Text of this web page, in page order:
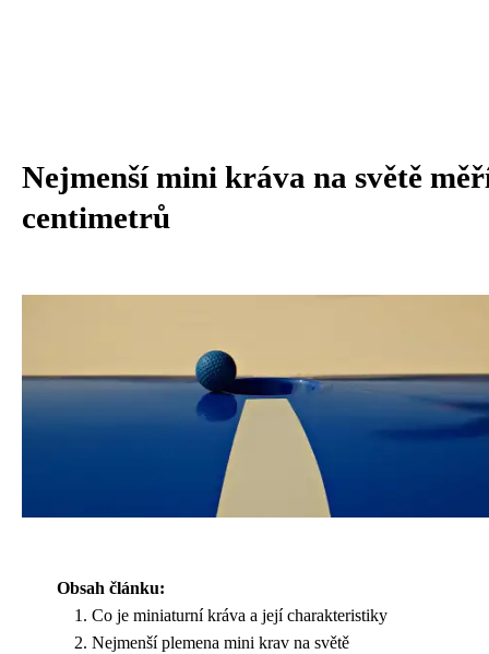
Nejmenší mini kráva na světě
centimetrů
Obsah článku:
Co je miniaturní kráva a její charakteristiky
Nejmenší plemena mini krav na světě